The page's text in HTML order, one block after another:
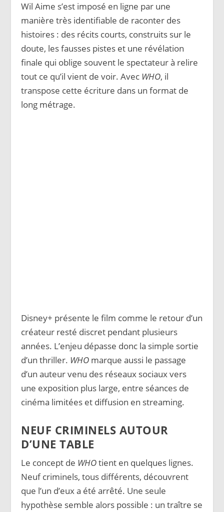
Wil Aime s’est imposé en ligne par une
manière très identifiable de raconter des
histoires : des récits courts, construits sur le
doute, les fausses pistes et une révélation
finale qui oblige souvent le spectateur à relire
tout ce qu’il vient de voir. Avec WHO, il
transpose cette écriture dans un format de
long métrage.
Disney+ présente le film comme le retour d’un
créateur resté discret pendant plusieurs
années. L’enjeu dépasse donc la simple sortie
d’un thriller. WHO marque aussi le passage
d’un auteur venu des réseaux sociaux vers
une exposition plus large, entre séances de
cinéma limitées et diffusion en streaming.
NEUF CRIMINELS AUTOUR
D’UNE TABLE
Le concept de WHOtient en quelques lignes.
Neuf criminels, tous différents, découvrent
que l’un d’eux a été arrêté. Une seule
hypothèse semble alors possible : un traître se